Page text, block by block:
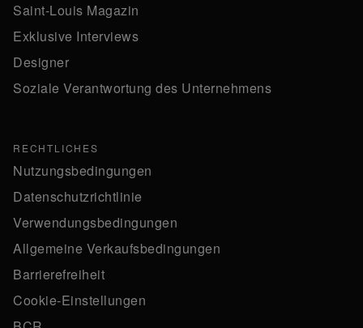
Saint-Louis Magazin
Exklusive Interviews
Designer
Soziale Verantwortung des Unternehmens
RECHTLICHES
Nutzungsbedingungen
Datenschutzrichtlinie
Verwendungsbedingungen
Allgemeine Verkaufsbedingungen
Barrierefreiheit
Cookie-Einstellungen